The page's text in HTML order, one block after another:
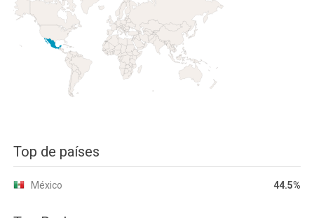
Top de países
México 44.5%